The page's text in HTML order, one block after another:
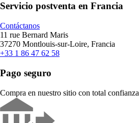
Servicio postventa en Francia
Contáctanos
11 rue Bernard Maris
37270 Montlouis-sur-Loire, Francia
+33 1 86 47 62 58
Pago seguro
Compra en nuestro sitio con total confianza